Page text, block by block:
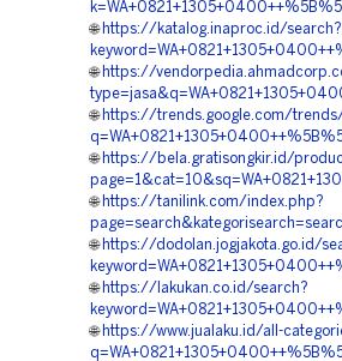
🌐 https://katalog.inaproc.id/search?
🌐 https://
🌐 https://trends.google.com/
🌐 https://bela.gratisongkir.id/
🌐 https://tanilink.com/index.php?
🌐 https://dodolan.jogjakota.go.id/
🌐 https://lakukan.co.id/search?
🌐 https://www.jualaku.id/all-